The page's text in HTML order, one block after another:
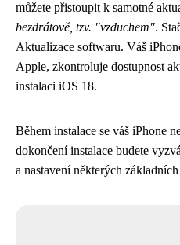
můžete přistoupit k samotné
bezdrátově, tzv. "vzduchem".
Aktualizace softwaru. Váš
Apple, zkontroluje dostupnost
instalaci iOS 18.
Během instalace se váš iPhone
dokončení instalace budete
a nastavení některých